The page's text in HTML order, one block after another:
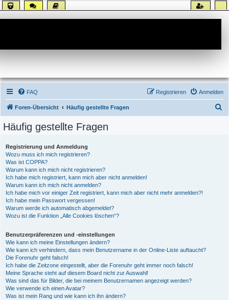
FAQ Anmelden
Registrieren
Foren-Übersicht Häufig gestellte Fragen
Häufig gestellte Fragen
Registrierung und Anmeldung
Wozu muss ich mich registrieren?
Was ist COPPA?
Warum kann ich mich nicht registrieren?
Ich habe mich registriert, kann mich aber nicht anmelden!
Warum kann ich mich nicht anmelden?
Ich habe mich vor einiger Zeit registriert, kann mich aber nicht mehr anmelden?!
Ich habe mein Passwort vergessen!
Warum werde ich automatisch abgemeldet?
Wozu ist die Funktion „Alle Cookies löschen“?
Benutzerpräferenzen und -einstellungen
Wie kann ich meine Einstellungen ändern?
Wie kann ich verhindern, dass mein Benutzername in der Online-Liste auftaucht?
Die Forenuhr geht falsch!
Ich habe die Zeitzone eingestellt, aber die Forenuhr geht immer noch falsch!
Meine Sprache steht auf diesem Board nicht zur Auswahl!
Was sind das für Bilder, die bei meinem Benutzernamen angezeigt werden?
Wie verwende ich einen Avatar?
Was ist mein Rang und wie kann ich ihn ändern?